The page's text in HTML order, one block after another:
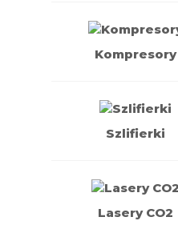
Kompresory
Szlifierki
Lasery CO2